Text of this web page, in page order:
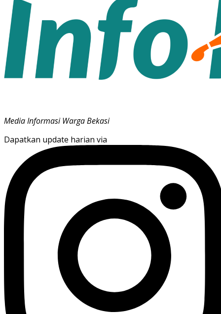
Media Informasi Warga Bekasi
Dapatkan update harian via